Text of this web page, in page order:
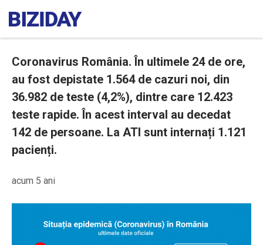
Coronavirus România. În ultimele 24 de ore,
au fost depistate 1.564 de cazuri noi, din
36.982 de teste (4,2%), dintre care 12.423
teste rapide. În acest interval au decedat
142 de persoane. La ATI sunt internați 1.121
pacienți.
acum 5 ani